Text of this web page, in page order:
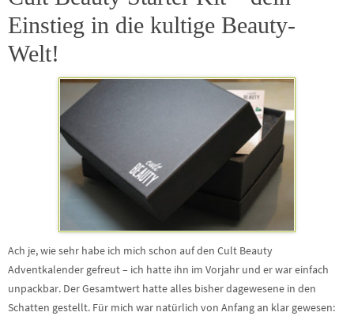
Einstieg in die kultige Beauty-
Welt!
Ach je, wie sehr habe ich mich schon auf den Cult Beauty
Adventkalender gefreut – ich hatte ihn im Vorjahr und er war einfach
unpackbar. Der Gesamtwert hatte alles bisher dagewesene in den
Schatten gestellt. Für mich war natürlich von Anfang an klar gewesen: